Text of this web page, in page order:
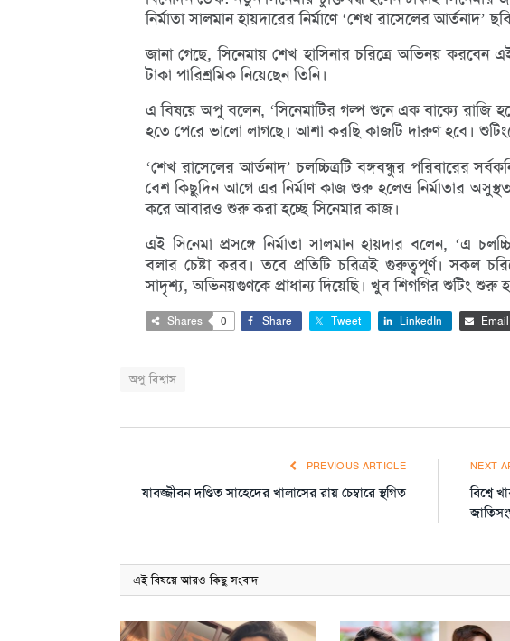
নির্মাতা সালমান হায়দারের নির্মাণে ‘শেখ রাসেলের আর্তনাদ’
জানা গেছে, সিনেমায় শেখ হাসিনার চরিত্রে অভিনয় করবেন
টাকা পারিশ্রমিক নিয়েছেন তিনি।
এ বিষয়ে অপু বলেন, ‘সিনেমাটির গল্প শুনে এক বাক্যে রাজি
হতে পেরে ভালো লাগছে। আশা করছি কাজটি দারুণ হবে।
‘শেখ রাসেলের আর্তনাদ’ চলচ্চিত্রটি বঙ্গবন্ধুর পরিবারের
বেশ কিছুদিন আগে এর নির্মাণ কাজ শুরু হলেও নির্মাতার
করে আবারও শুরু করা হচ্ছে সিনেমার কাজ।
এই সিনেমা প্রসঙ্গে নির্মাতা সালমান হায়দার বলেন, ‘এ
বলার চেষ্টা করব। তবে প্রতিটি চরিত্রই গুরুত্বপূর্ণ। সকল
সাদৃশ্য, অভিনয়গুণকে প্রাধান্য দিয়েছি। খুব শিগগির শুটিং শুরু
Shares 0 Share Tweet LinkedIn Email
অপু বিশ্বাস
PREVIOUS ARTICLE
যাবজ্জীবন দণ্ডিত সাহেদের খালাসের রায় চেম্বারে স্থগিত
NEXT
বিশ্বে
এই বিষয়ে আরও কিছু সংবাদ